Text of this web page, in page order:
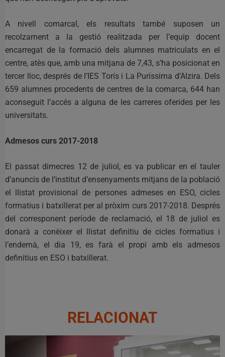
A nivell comarcal, els resultats també suposen un
recolzament a la gestió realitzada per l’equip docent
encarregat de la formació dels alumnes matriculats en el
centre, atès que, amb una mitjana de 7,43, s’ha posicionat en
tercer lloc, després de l’IES Torís i La Puríssima d’Alzira. Dels
659 alumnes procedents de centres de la comarca, 644 han
aconseguit l’accés a alguna de les carreres oferides per les
universitats.
Admesos curs 2017-2018
El passat dimecres 12 de juliol, es va publicar en el tauler
d’anuncis de l’institut d’ensenyaments mitjans de la població
el llistat provisional de persones admeses en ESO, cicles
formatius i batxillerat per al pròxim curs 2017-2018. Després
del corresponent període de reclamació, el 18 de juliol es
donarà a conèixer el llistat definitiu de cicles formatius i
l’endemà, el dia 19, es farà el propi amb els admesos
definitius en ESO i batxillerat.
RELACIONAT